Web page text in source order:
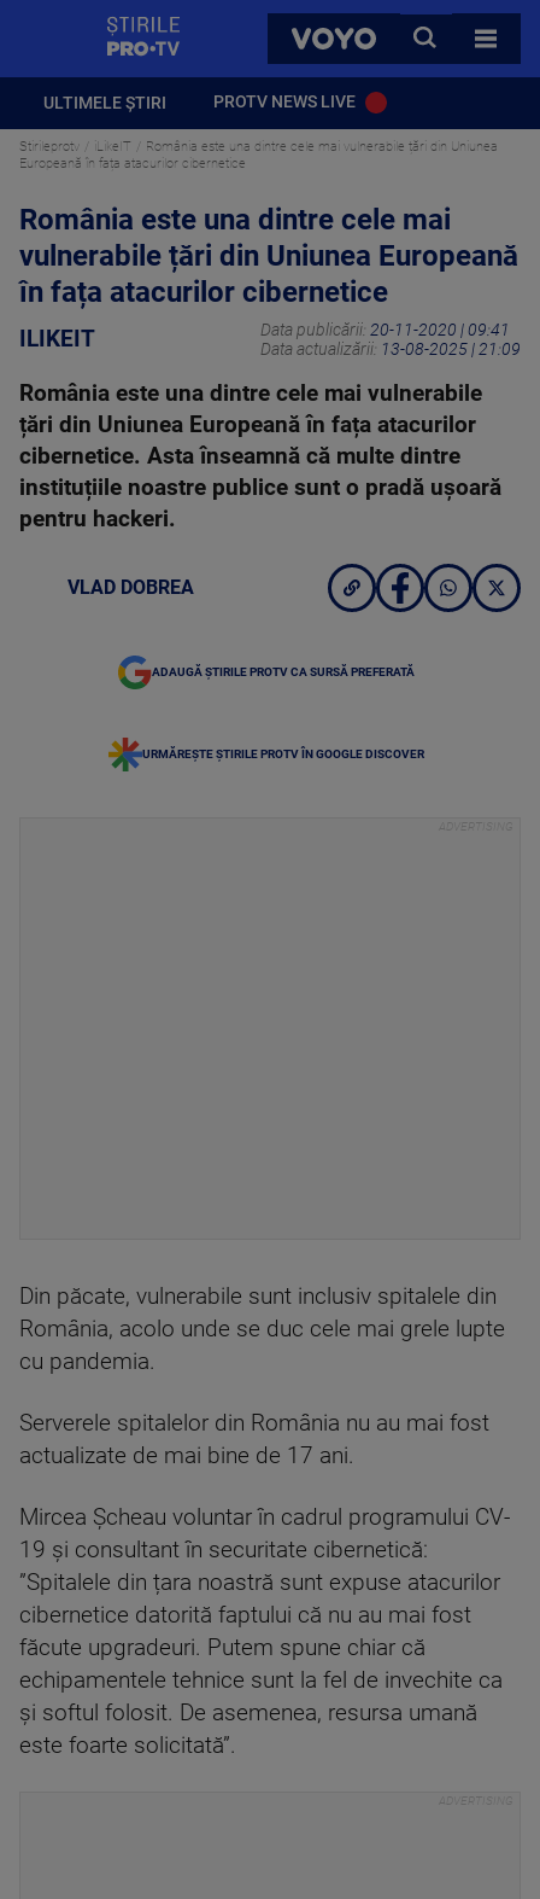
VOYO
CAUTA
TOATE
ULTIMELE ȘTIRI PROTV NEWS LIVE
Stirileprotv iLikeIT
România este una dintre cele mai vulnerabile țări din Uniunea
Europeană în fața atacurilor cibernetice
România este una dintre cele mai
vulnerabile țări din Uniunea Europeană
în fața atacurilor cibernetice
ILIKEIT Data publicării: 20-11-2020 | 09:41
Data actualizării: 13-08-2025 | 21:09
România este una dintre cele mai vulnerabile
țări din Uniunea Europeană în fața atacurilor
cibernetice. Asta înseamnă că multe dintre
instituțiile noastre publice sunt o pradă ușoară
pentru hackeri.
VLAD DOBREA
ADAUGĂ ȘTIRILE PROTV CA SURSĂ PREFERATĂ
URMĂREȘTE ȘTIRILE PROTV ÎN GOOGLE DISCOVER
Din păcate, vulnerabile sunt inclusiv spitalele din
România, acolo unde se duc cele mai grele lupte
cu pandemia.
Serverele spitalelor din România nu au mai fost
actualizate de mai bine de 17 ani.
Mircea Șcheau voluntar în cadrul programului CV-
19 și consultant în securitate cibernetică:
”Spitalele din țara noastră sunt expuse atacurilor
cibernetice datorită faptului că nu au mai fost
făcute upgradeuri. Putem spune chiar că
echipamentele tehnice sunt la fel de invechite ca
și softul folosit. De asemenea, resursa umană
este foarte solicitată”.